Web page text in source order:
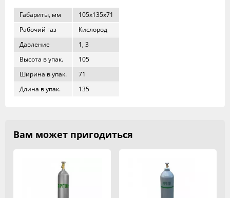
Габариты, мм
105x135x71
Рабочий газ
Кислород
Давление
1, 3
Высота в упак.
105
Ширина в упак.
71
Длина в упак.
135
Вам может пригодиться